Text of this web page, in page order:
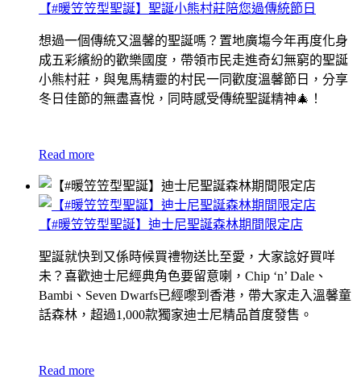
【#暖笠笠型聖誕】聖誕小熊村莊陪您過傳統節日
想過一個傳統又溫馨的聖誕嗎？置地廣塲今年再度化身
成五彩繽紛的歡樂國度，帶領市民走進奇幻無窮的聖誕
小熊村莊，與鬼馬精靈的村民一同歡度溫馨節日，分享
冬日佳節的無盡喜悅，同時感受傳統聖誕精神🎄！
Read more
【#暖笠笠型聖誕】迪士尼聖誕森林期間限定店
聖誕就快到又係時候買禮物送比至愛，大家諗好買咩
未？喜歡迪士尼經典角色要留意喇，Chip ‘n’ Dale、
Bambi、Seven Dwarfs已經嚟到香港，帶大家走入溫馨童
話森林，超過1,000款獨家迪士尼精品首度發售。
Read more